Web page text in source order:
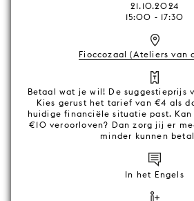
21.10.2024
15:00 - 17:30
Fioccozaal (Ateliers van
Betaal wat je wil! De suggestieprijs
Kies gerust het tarief van €4 als
huidige financiële situatie past.
€10 veroorloven? Dan zorg jij er
minder kunnen
In het Engels